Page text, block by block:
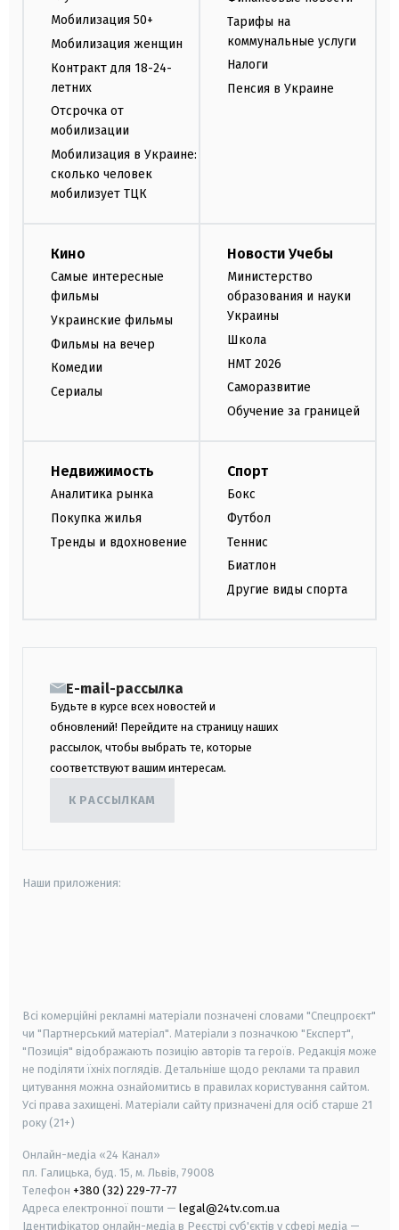
Мобилизация 50+
Мобилизация женщин
Контракт для 18-24-
летних
Отсрочка от
мобилизации
Мобилизация в Украине:
сколько человек
мобилизует ТЦК
Тарифы на
коммунальные услуги
Налоги
Пенсия в Украине
Кино
Самые интересные
фильмы
Украинские фильмы
Фильмы на вечер
Комедии
Сериалы
Новости Учебы
Министерство
образования и науки
Украины
Школа
НМТ 2026
Саморазвитие
Обучение за границей
Недвижимость
Аналитика рынка
Покупка жилья
Тренды и вдохновение
Спорт
Бокс
Футбол
Теннис
Биатлон
Другие виды спорта
E-mail-рассылка
Будьте в курсе всех новостей и
обновлений! Перейдите на страницу наших
рассылок, чтобы выбрать те, которые
соответствуют вашим интересам.
К РАССЫЛКАМ
Наши приложения:
Всі комерційні рекламні матеріали позначені словами "Спецпроєкт"
чи "Партнерський матеріал". Матеріали з позначкою "Експерт",
"Позиція" відображають позицію авторів та героїв. Редакція може
не поділяти їхніх поглядів. Детальніше щодо реклами та правил
цитування можна ознайомитись в правилах користування сайтом.
Усі права захищені. Матеріали сайту призначені для осіб старше 21
року (21+)
Онлайн-медіа «24 Канал»
пл. Галицька, буд. 15, м. Львів, 79008
Телефон +380 (32) 229-77-77
Адреса електронної пошти — legal@24tv.com.ua
Ідентифікатор онлайн-медіа в Реєстрі суб'єктів у сфері медіа —